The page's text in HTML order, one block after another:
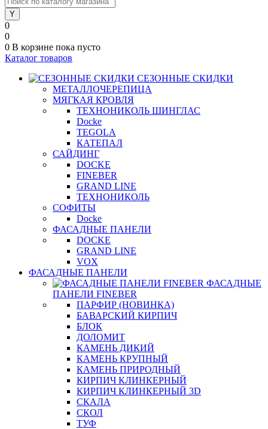
0
0
0 В корзине пока пусто
Каталог товаров
СЕЗОННЫЕ СКИДКИ
МЕТАЛЛОЧЕРЕПИЦА
МЯГКАЯ КРОВЛЯ
ТЕХНОНИКОЛЬ ШИНГЛАС
Docke
TEGOLA
КАТЕПАЛ
САЙДИНГ
DOCKE
FINEBER
GRAND LINE
ТЕХНОНИКОЛЬ
СОФИТЫ
Docke
ФАСАДНЫЕ ПАНЕЛИ
DOCKE
GRAND LINE
VOX
ФАСАДНЫЕ ПАНЕЛИ
ФАСАДНЫЕ
ПАНЕЛИ FINEBER
ПАРФИР (НОВИНКА)
БАВАРСКИЙ КИРПИЧ
БЛОК
ДОЛОМИТ
КАМЕНЬ ДИКИЙ
КАМЕНЬ КРУПНЫЙ
КАМЕНЬ ПРИРОДНЫЙ
КИРПИЧ КЛИНКЕРНЫЙ
КИРПИЧ КЛИНКЕРНЫЙ 3D
СКАЛА
СКОЛ
ТУФ